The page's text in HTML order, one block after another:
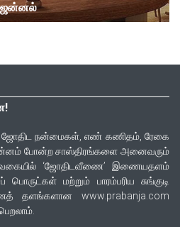
ஜன்னல்
ஜோதிட நன்மைகள், எண் கணிதம், ரேகை
போன்ற சாஸ்திரங்களை அனைவரும்
வகையில் ‘ஜோதிடவீணை’ இணையதளம்
மற்றும் பாரம்பரிய சுங்குடி
தளங்களான www.prabanja.com